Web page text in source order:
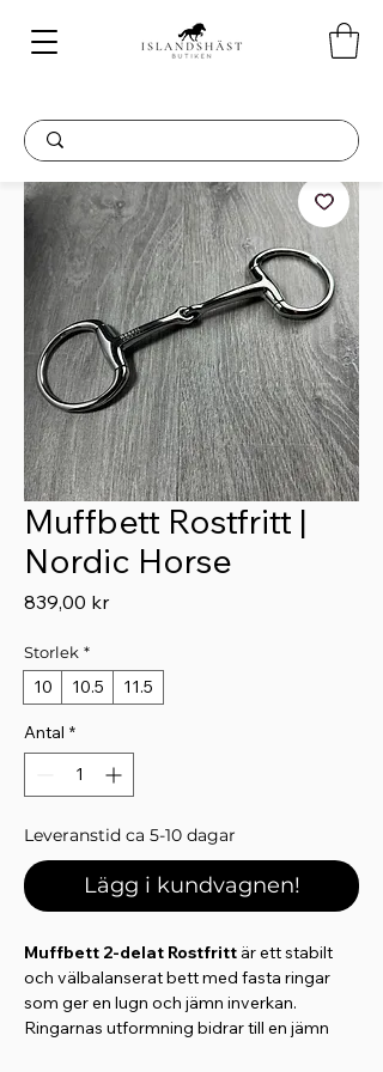
Muffbett Rostfritt |
Nordic Horse
839,00 krPris
Storlek *
10 10.5 11.5
Antal *
Leveranstid ca 5-10 dagar
Lägg i kundvagnen!
Muffbett 2-delat Rostfritt är ett stabilt
och välbalanserat bett med fasta ringar
som ger en lugn och jämn inverkan.
Ringarnas utformning bidrar till en jämn